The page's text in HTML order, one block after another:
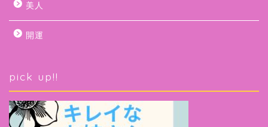
美人
開運
pick up!!